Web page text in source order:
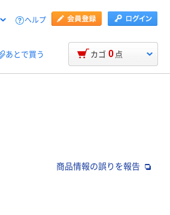
ヘルプ
あとで買う カゴ 0 点
商品情報の誤りを報告